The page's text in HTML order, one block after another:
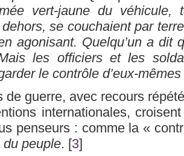
vert-jaune du
se couchaient par
agonisant. Quelqu’un a dit
les officiers et les
le contrôle d’eux-
de guerre, avec recours
internationales,
penseurs : comme la «
peuple. [3]